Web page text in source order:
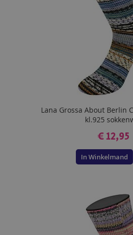
Lana Grossa About Berlin
kl.925
€ 12,95
In Winkelmand